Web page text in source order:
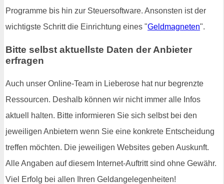
Programme bis hin zur Steuersoftware. Ansonsten ist der
wichtigste Schritt die Einrichtung eines "Geldmagneten".
Bitte selbst aktuellste Daten der Anbieter
erfragen
Auch unser Online-Team in Lieberose hat nur begrenzte
Ressourcen. Deshalb können wir nicht immer alle Infos
aktuell halten. Bitte informieren Sie sich selbst bei den
jeweiligen Anbietern wenn Sie eine konkrete Entscheidung
treffen möchten. Die jeweiligen Websites geben Auskunft.
Alle Angaben auf diesem Internet-Auftritt sind ohne Gewähr.
Viel Erfolg bei allen Ihren Geldangelegenheiten!